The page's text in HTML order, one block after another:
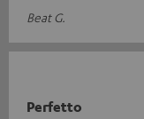
Beat G.
Perfetto